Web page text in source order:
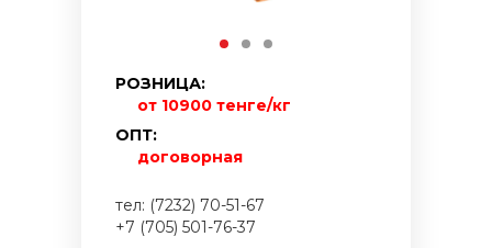
РОЗНИЦА:
от 10900 тенге/кг
ОПТ:
договорная
тел: (7232) 70-51-67
+7 (705) 501-76-37